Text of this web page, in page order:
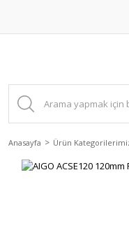
Anasayfa Ürün